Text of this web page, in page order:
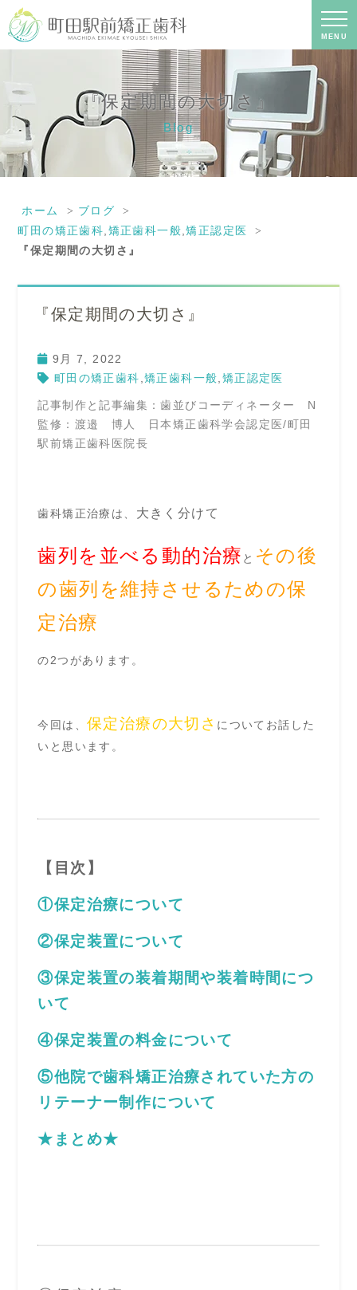
MENU
『保定期間の大切さ』｜町田の矯正歯
科専門の歯科医院｜土日診療-町田駅前
矯正歯科
『保定期間の大切さ』
Blog
ホーム
ブログ
町田の矯正歯科 矯正歯科一般 ,矯正認定医
『保定期間の大切さ』
『保定期間の大切さ』
9月 7, 2022
町田の矯正歯科 ,矯正歯科一般 矯正認定医
記事制作と記事編集：歯並びコーディネーター N
監修：渡邉 博人 日本矯正歯科学会認定医/町田
駅前矯正歯科医院長
歯科矯正治療は、 大きく分けて
歯列を並べる動的治療 と その後
の歯列を維持させるための保
定治療
の2つがあります。
今回は、 保定治療の大切さ についてお話した
いと思います。
【目次】
①保定治療について
②保定装置について
③保定装置の装着期間や装着時間につ
いて
④保定装置の料金について
⑤他院で歯科矯正治療されていた方の
リテーナー制作について
★まとめ★